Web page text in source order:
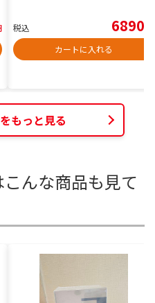
税込 6890
カートに入れる
もっと見る
んな商品も見て